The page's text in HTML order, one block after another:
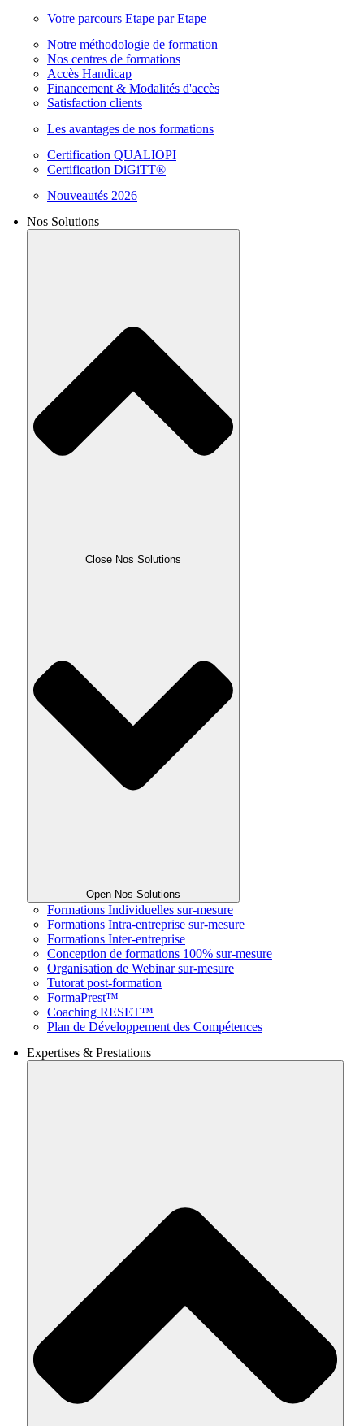
Votre parcours Etape par Etape
Notre méthodologie de formation
Nos centres de formations
Accès Handicap
Financement & Modalités d'accès
Satisfaction clients
Les avantages de nos formations
Certification QUALIOPI
Certification DiGiTT®
Nouveautés 2026
Nos Solutions
Close Nos Solutions
Open Nos Solutions
Formations Individuelles sur-mesure
Formations Intra-entreprise sur-mesure
Formations Inter-entreprise
Conception de formations 100% sur-mesure
Organisation de Webinar sur-mesure
Tutorat post-formation
FormaPrest™
Coaching RESET™
Plan de Développement des Compétences
Expertises & Prestations